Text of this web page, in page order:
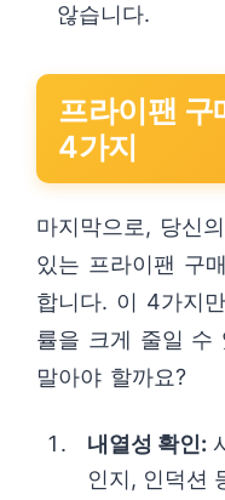
않습니다.
프라이팬 구
4가지
마지막으로, 당신
있는 프라이팬 구
합니다. 이 4가지
률을 크게 줄일 수
말아야 할까요?
내열성 확인:
인지, 인덕션